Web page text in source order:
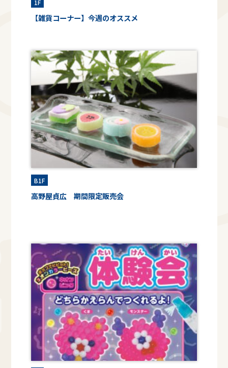
1F
【雑貨コーナー】今週のオススメ
B1F
高野屋貞広 期間限定販売会